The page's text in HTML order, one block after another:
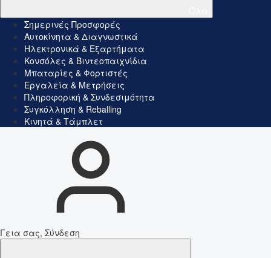
Σημερινές Προσφορές
Αυτοκίνητα & Διαγνωστικά
Ηλεκτρονικά & Εξαρτήματα
Κονσόλες & Βιντεοπαιχνίδια
Μπαταρίες & Φορτιστές
Εργαλεία & Μετρήσεις
Πληροφορική & Συνδεσιμότητα
Συγκόλληση & Reballing
Κινητά & Τάμπλετ
Γεια σας, Σύνδεση